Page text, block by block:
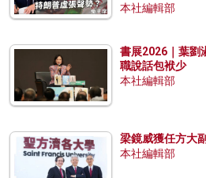
本社編輯部
書展2026｜葉劉
職說話包袱少
本社編輯部
梁鏡威獲任方大
本社編輯部